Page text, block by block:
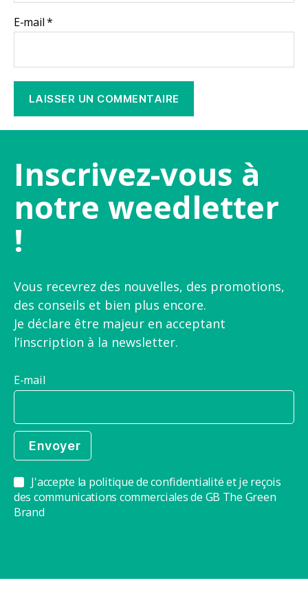
E-mail*
Inscrivez-vous à
notre weedletter
!
Vous recevrez des nouvelles, des promotions,
des conseils et bien plus encore.
Je déclare être majeur en acceptant
l’inscription à la newsletter.
E-mail
J'accepte la politique de confidentialité et je reçois
des communications commerciales de GB The Green
Brand